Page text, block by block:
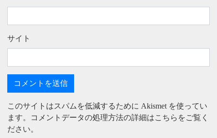
サイト
このサイトはスパムを低減するために Akismet を使ってい
ます。
コメントデータの処理方法の詳細はこちらをご覧く
ださい。